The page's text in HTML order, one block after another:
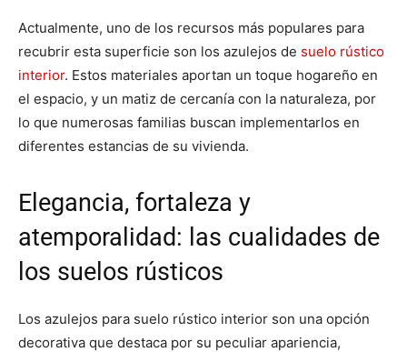
Actualmente, uno de los recursos más populares para
recubrir esta superficie son los azulejos de suelo rústico
interior. Estos materiales aportan un toque hogareño en
el espacio, y un matiz de cercanía con la naturaleza, por
lo que numerosas familias buscan implementarlos en
diferentes estancias de su vivienda.
Elegancia, fortaleza y
atemporalidad: las cualidades de
los suelos rústicos
Los azulejos para suelo rústico interior son una opción
decorativa que destaca por su peculiar apariencia,